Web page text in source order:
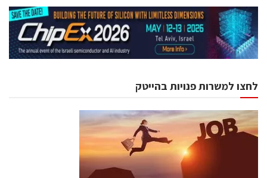
לחצו למשרות פנויות בהייטק